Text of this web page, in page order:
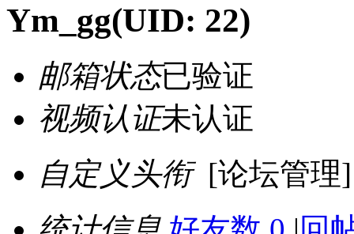
Ym_gg(UID: 22)
邮箱状态已验证
视频认证未认证
自定义头衔 [论坛管理]